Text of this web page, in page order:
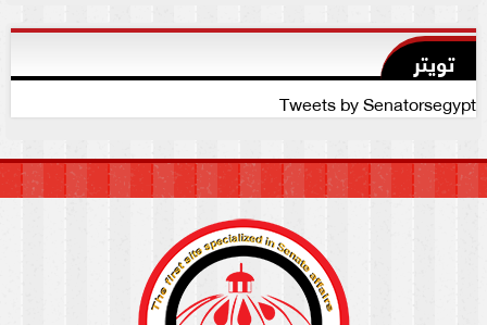
تويتر
Tweets by Senatorsegypt